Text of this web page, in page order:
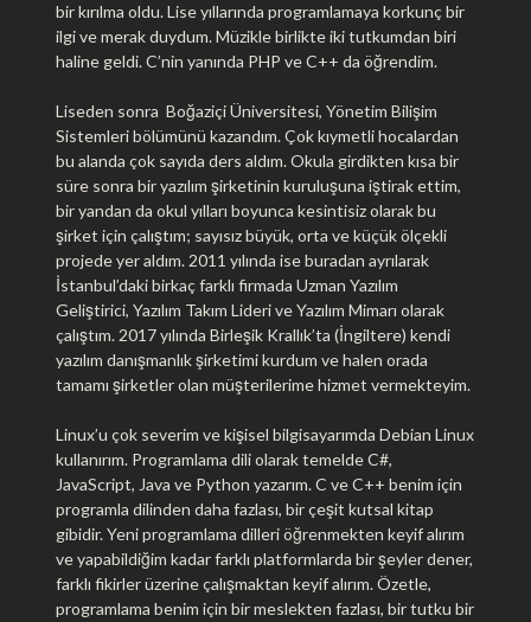
bir kırılma oldu. Lise yıllarında programlamaya korkunç bir
ilgi ve merak duydum. Müzikle birlikte iki tutkumdan biri
haline geldi. C’nin yanında PHP ve C++ da öğrendim.
Liseden sonra Boğaziçi Üniversitesi, Yönetim Bilişim
Sistemleri bölümünü kazandım. Çok kıymetli hocalardan
bu alanda çok sayıda ders aldım. Okula girdikten kısa bir
süre sonra bir yazılım şirketinin kuruluşuna iştirak ettim,
bir yandan da okul yılları boyunca kesintisiz olarak bu
şirket için çalıştım; sayısız büyük, orta ve küçük ölçekli
projede yer aldım. 2011 yılında ise buradan ayrılarak
İstanbul’daki birkaç farklı firmada Uzman Yazılım
Geliştirici, Yazılım Takım Lideri ve Yazılım Mimarı olarak
çalıştım. 2017 yılında Birleşik Krallık’ta (İngiltere) kendi
yazılım danışmanlık şirketimi kurdum ve halen orada
tamamı şirketler olan müşterilerime hizmet vermekteyim.
Linux’u çok severim ve kişisel bilgisayarımda Debian Linux
kullanırım. Programlama dili olarak temelde C#,
JavaScript, Java ve Python yazarım. C ve C++ benim için
programla dilinden daha fazlası, bir çeşit kutsal kitap
gibidir. Yeni programlama dilleri öğrenmekten keyif alırım
ve yapabildiğim kadar farklı platformlarda bir şeyler dener,
farklı fikirler üzerine çalışmaktan keyif alırım. Özetle,
programlama benim için bir meslekten fazlası, bir tutku bir